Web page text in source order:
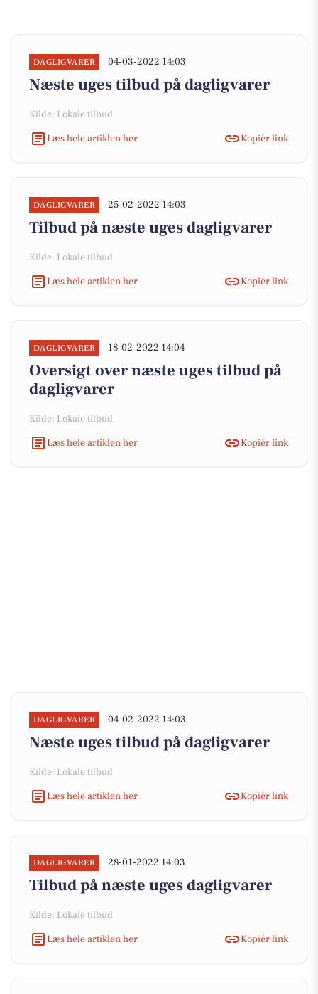
DAGLIGVARER 04-03-2022 14:03
Næste uges tilbud på dagligvarer
Kilde: Lokale tilbud
Læs hele artiklen her
Kopiér link
DAGLIGVARER 25-02-2022 14:03
Tilbud på næste uges dagligvarer
Kilde: Lokale tilbud
Læs hele artiklen her
Kopiér link
DAGLIGVARER 18-02-2022 14:04
Oversigt over næste uges tilbud på
dagligvarer
Kilde: Lokale tilbud
Læs hele artiklen her
Kopiér link
DAGLIGVARER 04-02-2022 14:03
Næste uges tilbud på dagligvarer
Kilde: Lokale tilbud
Læs hele artiklen her
Kopiér link
DAGLIGVARER 28-01-2022 14:03
Tilbud på næste uges dagligvarer
Kilde: Lokale tilbud
Læs hele artiklen her
Kopiér link